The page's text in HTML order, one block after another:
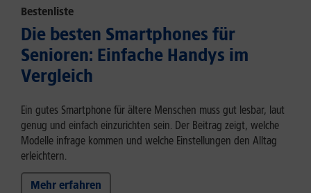
Bestenliste
Die besten Smartphones für
Senioren: Einfache Handys im
Vergleich
Ein gutes Smartphone für ältere Menschen muss gut lesbar, laut
genug und einfach einzurichten sein. Der Beitrag zeigt, welche
Modelle infrage kommen und welche Einstellungen den Alltag
erleichtern.
Mehr erfahren